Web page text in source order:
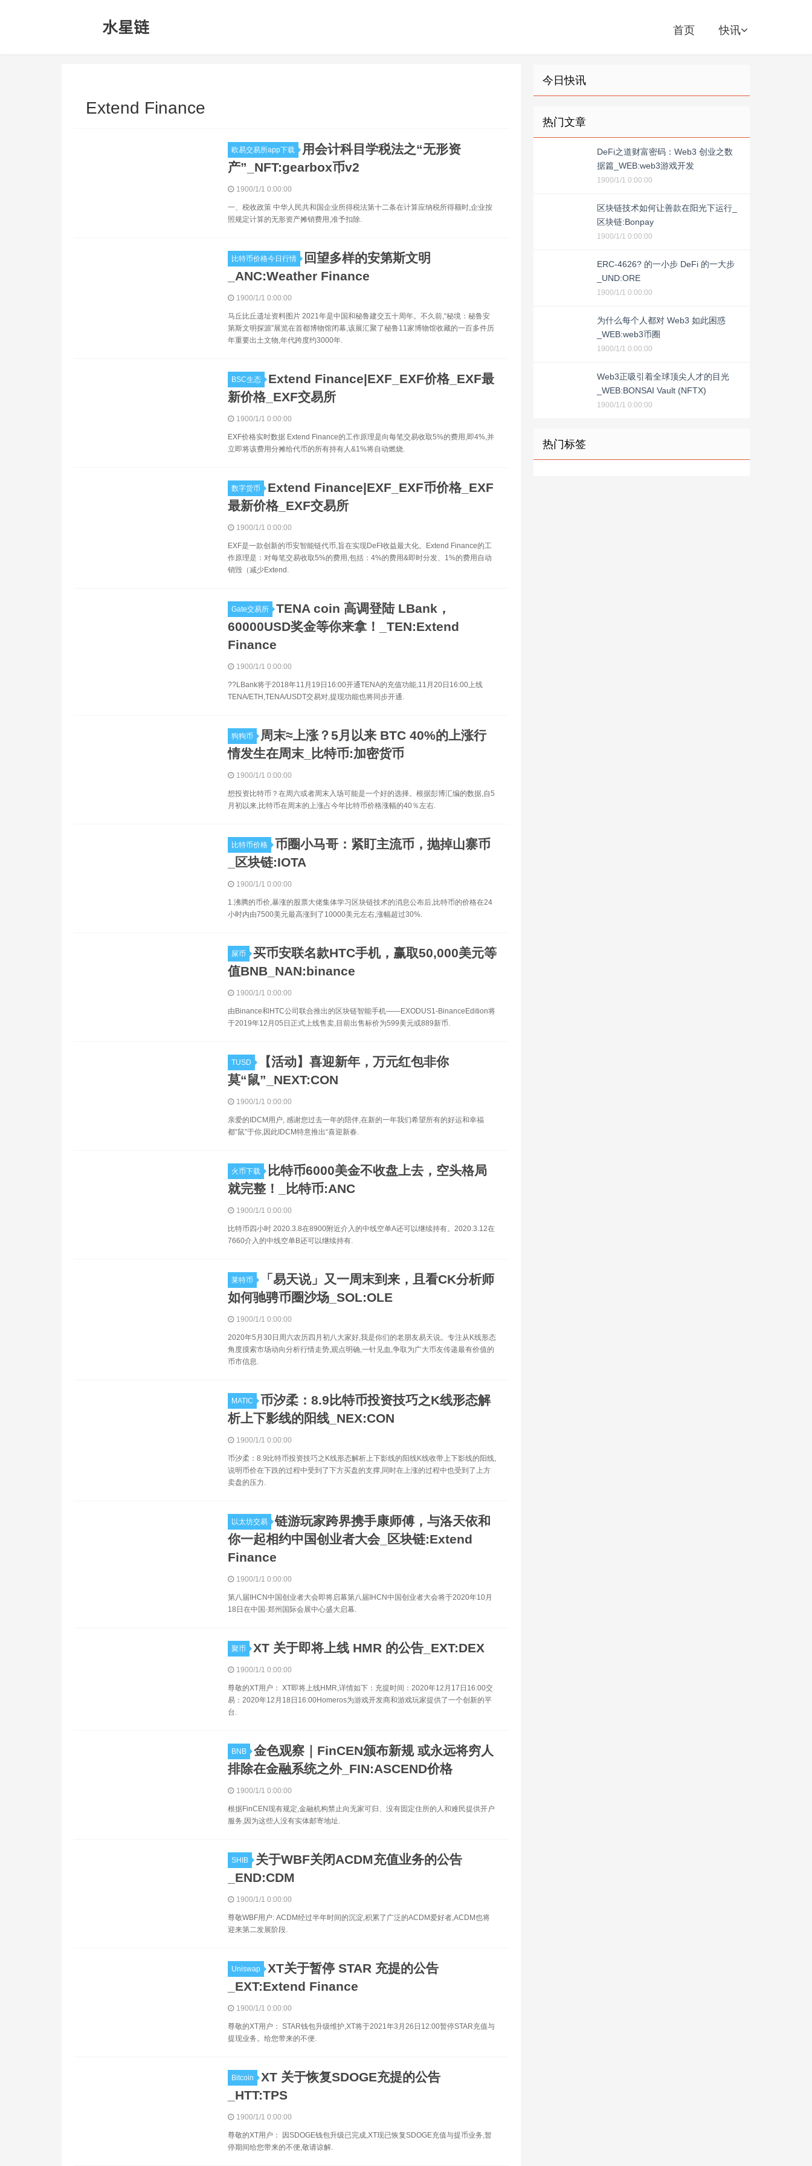
首页 快讯
Extend Finance
欧易交易所app下载
用会计科目学税法之“无形资
产”_NFT:gearbox币v2
1900/1/1 0:00:00
一、税收政策 中华人民共和国企业所得税法第十二条在计算应纳税所得额时,企业按
照规定计算的无形资产摊销费用,准予扣除.
比特币价格今日行情
回望多样的安第斯文明
_ANC:Weather Finance
1900/1/1 0:00:00
马丘比丘遗址资料图片 2021年是中国和秘鲁建交五十周年。不久前,“秘境：秘鲁安
第斯文明探源”展览在首都博物馆闭幕,该展汇聚了秘鲁11家博物馆收藏的一百多件历
年重要出土文物,年代跨度约3000年.
BSC生态
Extend Finance|EXF_EXF价格_EXF最
新价格_EXF交易所
1900/1/1 0:00:00
EXF价格实时数据 Extend Finance的工作原理是向每笔交易收取5%的费用,即4%,并
立即将该费用分摊给代币的所有持有人&1%将自动燃烧.
数字货币
Extend Finance|EXF_EXF币价格_EXF
最新价格_EXF交易所
1900/1/1 0:00:00
EXF是一款创新的币安智能链代币,旨在实现DeFI收益最大化。Extend Finance的工
作原理是：对每笔交易收取5%的费用,包括：4%的费用&即时分发、1%的费用自动
销毁（减少Extend.
Gate交易所
TENA coin 高调登陆 LBank，
60000USD奖金等你来拿！_TEN:Extend
Finance
1900/1/1 0:00:00
??LBank将于2018年11月19日16:00开通TENA的充值功能,11月20日16:00上线
TENA/ETH,TENA/USDT交易对,提现功能也将同步开通.
狗狗币
周末≈上涨？5月以来 BTC 40%的上涨行
情发生在周末_比特币:加密货币
1900/1/1 0:00:00
想投资比特币？在周六或者周末入场可能是一个好的选择。根据彭博汇编的数据,自5
月初以来,比特币在周末的上涨占今年比特币价格涨幅的40％左右.
比特币价格
币圈小马哥：紧盯主流币，抛掉山寨币
_区块链:IOTA
1900/1/1 0:00:00
1.沸腾的币价,暴涨的股票大佬集体学习区块链技术的消息公布后,比特币的价格在24
小时内由7500美元最高涨到了10000美元左右,涨幅超过30%.
屎币
买币安联名款HTC手机，赢取50,000美元等
值BNB_NAN:binance
1900/1/1 0:00:00
由Binance和HTC公司联合推出的区块链智能手机——EXODUS1-BinanceEdition将
于2019年12月05日正式上线售卖,目前出售标价为599美元或889新币.
TUSD
【活动】喜迎新年，万元红包非你
莫“鼠”_NEXT:CON
1900/1/1 0:00:00
亲爱的IDCM用户, 感谢您过去一年的陪伴,在新的一年我们希望所有的好运和幸福
都“鼠”于你,因此IDCM特意推出“喜迎新春.
火币下载
比特币6000美金不收盘上去，空头格局
就完整！_比特币:ANC
1900/1/1 0:00:00
比特币四小时 2020.3.8在8900附近介入的中线空单A还可以继续持有。2020.3.12在
7660介入的中线空单B还可以继续持有.
莱特币
「易天说」又一周末到来，且看CK分析师
如何驰骋币圈沙场_SOL:OLE
1900/1/1 0:00:00
2020年5月30日周六农历四月初八大家好,我是你们的老朋友易天说。专注从K线形态
角度摸索市场动向分析行情走势,观点明确,一针见血,争取为广大币友传递最有价值的
币市信息.
MATIC
币汐柔：8.9比特币投资技巧之K线形态解
析上下影线的阳线_NEX:CON
1900/1/1 0:00:00
币汐柔：8.9比特币投资技巧之K线形态解析上下影线的阳线K线收带上下影线的阳线,
说明币价在下跌的过程中受到了下方买盘的支撑,同时在上涨的过程中也受到了上方
卖盘的压力.
以太坊交易
链游玩家跨界携手康师傅，与洛天依和
你一起相约中国创业者大会_区块链:Extend
Finance
1900/1/1 0:00:00
第八届IHCN中国创业者大会即将启幕第八届IHCN中国创业者大会将于2020年10月
18日在中国·郑州国际会展中心盛大启幕.
聚币 XT 关于即将上线 HMR 的公告_EXT:DEX
1900/1/1 0:00:00
尊敬的XT用户： XT即将上线HMR,详情如下：充提时间：2020年12月17日16:00交
易：2020年12月18日16:00Homeros为游戏开发商和游戏玩家提供了一个创新的平
台.
BNB
金色观察｜FinCEN颁布新规 或永远将穷人
排除在金融系统之外_FIN:ASCEND价格
1900/1/1 0:00:00
根据FinCEN现有规定,金融机构禁止向无家可归、没有固定住所的人和难民提供开户
服务,因为这些人没有实体邮寄地址.
SHIB
关于WBF关闭ACDM充值业务的公告
_END:CDM
1900/1/1 0:00:00
尊敬WBF用户: ACDM经过半年时间的沉淀,积累了广泛的ACDM爱好者,ACDM也将
迎来第二发展阶段.
Uniswap
XT关于暂停 STAR 充提的公告
_EXT:Extend Finance
1900/1/1 0:00:00
尊敬的XT用户： STAR钱包升级维护,XT将于2021年3月26日12:00暂停STAR充值与
提现业务。给您带来的不便.
Bitcoin
XT 关于恢复SDOGE充提的公告
_HTT:TPS
1900/1/1 0:00:00
尊敬的XT用户： 因SDOGE钱包升级已完成,XT现已恢复SDOGE充值与提币业务,暂
停期间给您带来的不便,敬请谅解.
今日快讯
热门文章
DeFi之道财富密码：Web3 创业之数
据篇_WEB:web3游戏开发
1900/1/1 0:00:00
区块链技术如何让善款在阳光下运行_
区块链:Bonpay
1900/1/1 0:00:00
ERC-4626? 的一小步 DeFi 的一大步
_UND:ORE
1900/1/1 0:00:00
为什么每个人都对 Web3 如此困惑
_WEB:web3币圈
1900/1/1 0:00:00
Web3正吸引着全球顶尖人才的目光
_WEB:BONSAI Vault (NFTX)
1900/1/1 0:00:00
热门标签